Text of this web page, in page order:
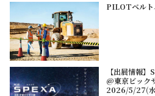
PILOTベルト
【出展情報
@東京ビック
2026/5/27(